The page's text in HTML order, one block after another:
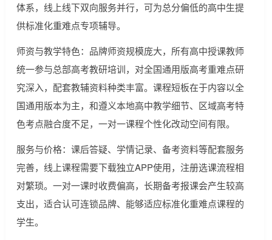
体系，线上线下双向服务并行，可为总分偏低的高中生提
供标准化重难点专项辅导。
师资与教学特色：品牌师资规模庞大，所有高中授课教师
统一参与总部高考教研培训，对全国通用版高考重难点研
究深入，配套教辅资料种类丰富。课程短板在于内容以全
国通用版本为主，和遵义本地高中教学细节、区域高考特
色考点融合度不足，一对一课程个性化改动空间有限。
服务与价格：课后答疑、学情记录、备考资料等配套服务
完善，线上课程需要下载独立APP使用，注册选课流程相
对繁琐。一对一课时收费偏高，长期备考报课会产生较高
支出，适合认可连锁品牌、能够适应标准化重难点课程的
学生。